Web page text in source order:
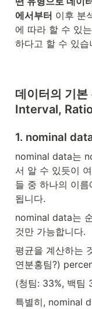
에서부터 이후 분
에 따라 할 수 있
하다고 할 수 있습
데이터의 기
Interval,
1. nominal
nominal data는
서 알 수 있듯이
들 중 하나의 이
됩니다.
nominal data는
것만 가능합니다.
평균을 계산하는
연분홍팀?)
(청팀: 33%, 백팀
특별히, nominal